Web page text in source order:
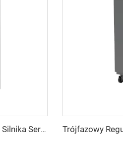
Trójfazowy Regulator Napięcia Typu Silnika Serwo WTB Seria